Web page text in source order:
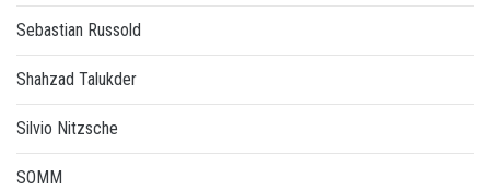
Sebastian Russold
Shahzad Talukder
Silvio Nitzsche
SOMM